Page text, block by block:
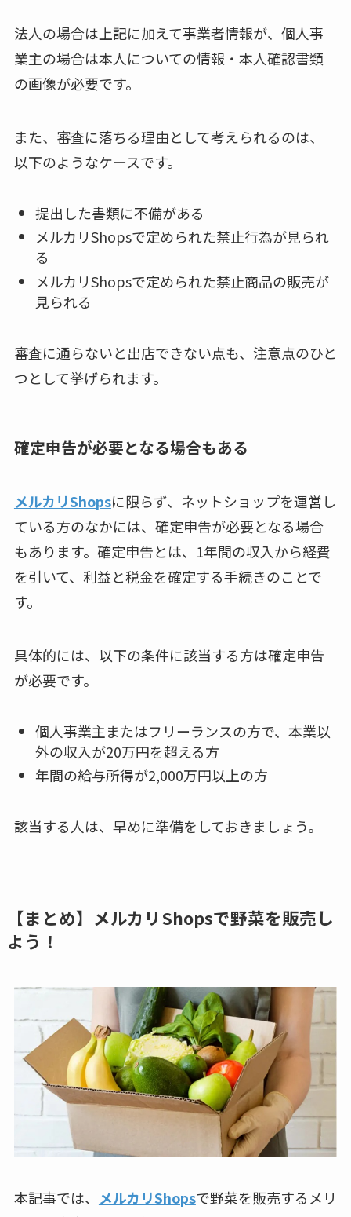
法人の場合は上記に加えて事業者情報が、個人事
業主の場合は本人についての情報・本人確認書類
の画像が必要です。
また、審査に落ちる理由として考えられるのは、
以下のようなケースです。
提出した書類に不備がある
メルカリShopsで定められた禁止行為が見られ
る
メルカリShopsで定められた禁止商品の販売が
見られる
審査に通らないと出店できない点も、注意点のひと
つとして挙げられます。
確定申告が必要となる場合もある
メルカリShopsに限らず、ネットショップを運営し
ている方のなかには、確定申告が必要となる場合
もあります。確定申告とは、1年間の収入から経費
を引いて、利益と税金を確定する手続きのことで
す。
具体的には、以下の条件に該当する方は確定申告
が必要です。
個人事業主またはフリーランスの方で、本業以
外の収入が20万円を超える方
年間の給与所得が2,000万円以上の方
該当する人は、早めに準備をしておきましょう。
【まとめ】メルカリShopsで野菜を販売し
よう！
本記事では、 メルカリShopsで野菜を販売するメリ